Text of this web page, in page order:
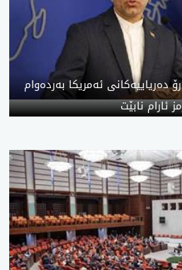
دەریاییەکانی ئەمریکا بەردەوام
ئارام نابێت